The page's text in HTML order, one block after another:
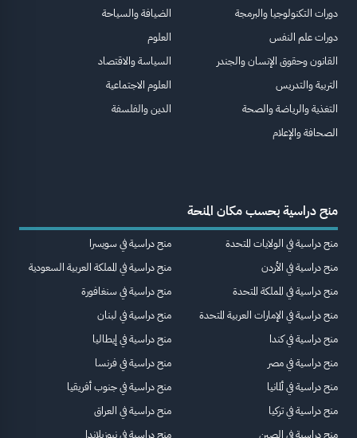
دورات التكنولوجيا والبرمجة
دورات علم النفس
القانون وحقوق الإنسان والجندر
التربية والتدريس
التغذية والرياضة والصحة
الصحافة والإعلام
الضيافة والسياحة
العلوم
السياسة والاقتصاد
العلوم الاجتماعية
الدين والفلسفة
منح دراسية بحسب مكان المنحة
منح دراسية في الولايات المتحدة
منح دراسية في الأردن
منح دراسية في المملكة المتحدة
منح دراسية في الإمارات العربية المتحدة
منح دراسية في كندا
منح دراسية في مصر
منح دراسية في ألمانيا
منح دراسية في تركيا
منح دراسية في الصين
منح دراسية في سويسرا
منح دراسية في المملكة العربية السعودية
منح دراسية في سنغافورة
منح دراسية في لبنان
منح دراسية في إيطاليا
منح دراسية في فرنسا
منح دراسية في جنوب أفريقيا
منح دراسية في العراق
منح دراسية في نيوزيلاندا